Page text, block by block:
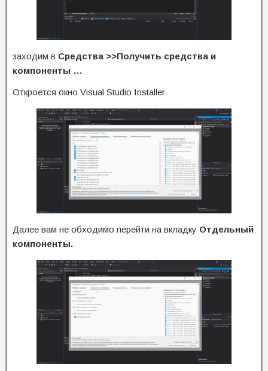
заходим в Средства >>Получить средства и
компоненты …
Откроется окно Visual Studio Installer
Далее вам не обходимо перейти на вкладку Отдельный
компоненты.